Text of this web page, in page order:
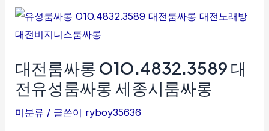
래
방
대전룸싸롱 O1O.4832.3589 대
전유성룸싸롱 세종시룸싸롱
미분류 / 글쓴이 ryboy35636
대
전
싸
O1O.4832.3589
대